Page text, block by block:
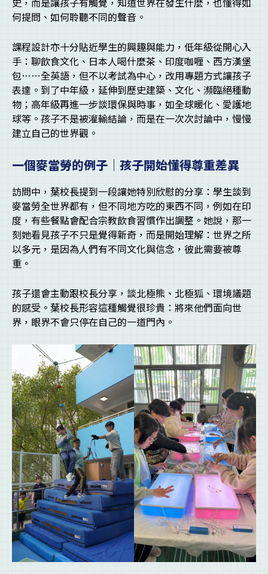
何提問、如何聆聽不同的聲音。
課程設計亦十分貼近學生的興趣與能力，低年級從開心入
手：聊飲食文化、日本人喝什麼茶、印度咖喱、西方漢堡
包……全英語，但不以考試為中心，改用專題方式讓孩子
表達。到了中年級，延伸到歷史建築、文化、瀕臨絕種動
物；高年級再進一步談環保與時事，如全球暖化、愛護地
球等。孩子不是被灌輸結論，而是在一次次討論中，慢慢
建立自己的世界觀。
一個麥當勞的例子｜孩子開始懂得尊重差異
訪問中，葉校長提到一段讓她特別欣慰的分享：學生談到
麥當勞全世界都有，但不同地方吃的東西不同，例如在印
度，有些餐點會配合宗教飲食習慣作出調整。她說，那一
刻她看見孩子不只是覺得新奇，而是開始理解：世界之所
以多元，是因為人們有不同文化與信念，彼此需要被尊
重。
孩子還會主動跟校長分享，談北極熊、北極狐、環境議題
的感受。葉校長形容這種觸覺很珍貴：將來他們面向世
界，眼界不會只停在自己的一道門內。